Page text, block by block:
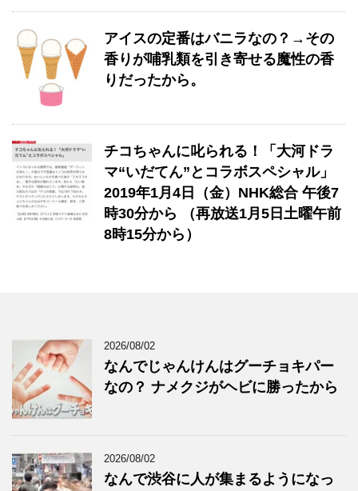
アイスの定番はバニラなの？→その
香りが哺乳類を引き寄せる魔性の香
りだったから。
チコちゃんに叱られる！「大河ドラ
マ“いだてん”とコラボスペシャル」
2019年1月4日（金）NHK総合 午後7
時30分から （再放送1月5日土曜午前
8時15分から）
2026/08/02
なんでじゃんけんはグーチョキパー
なの？ ナメクジがヘビに勝ったから
2026/08/02
なんで渋谷に人が集まるようになっ